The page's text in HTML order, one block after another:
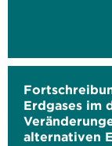
Erdgases im
alternativen